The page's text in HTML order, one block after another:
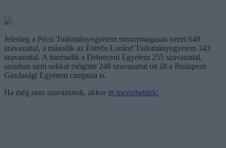
Jelenleg a Pécsi Tudományegyetem toronymagasan vezet 648
szavazattal, a második az Eötvös Loránd Tudományegyetem 343
szavazattal. A harmadik a Debreceni Egyetem 255 szavazattal,
azonban nem sokkal mögötte 248 szavazattal ott áll a Budapesti
Gazdasági Egyetem campusa is.
Ha még nem szavaztatok, akkor itt megtehetitek: